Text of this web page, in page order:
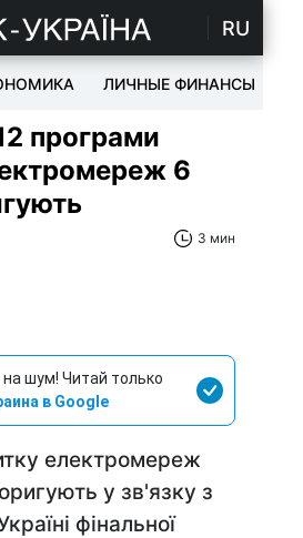
RU
ЛИЧНЫЕ ФИНАНСЫ
програми
6
3 мин
шум! Читай только
в Google
електромереж
у зв'язку з
фінальної